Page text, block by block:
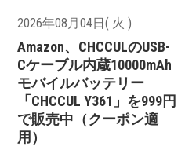
2026年08月04日( 火 )
Amazon、CHCCULのUSB-
Cケーブル内蔵10000mAh
モバイルバッテリー
「CHCCUL Y361」を999円
で販売中（クーポン適
用）